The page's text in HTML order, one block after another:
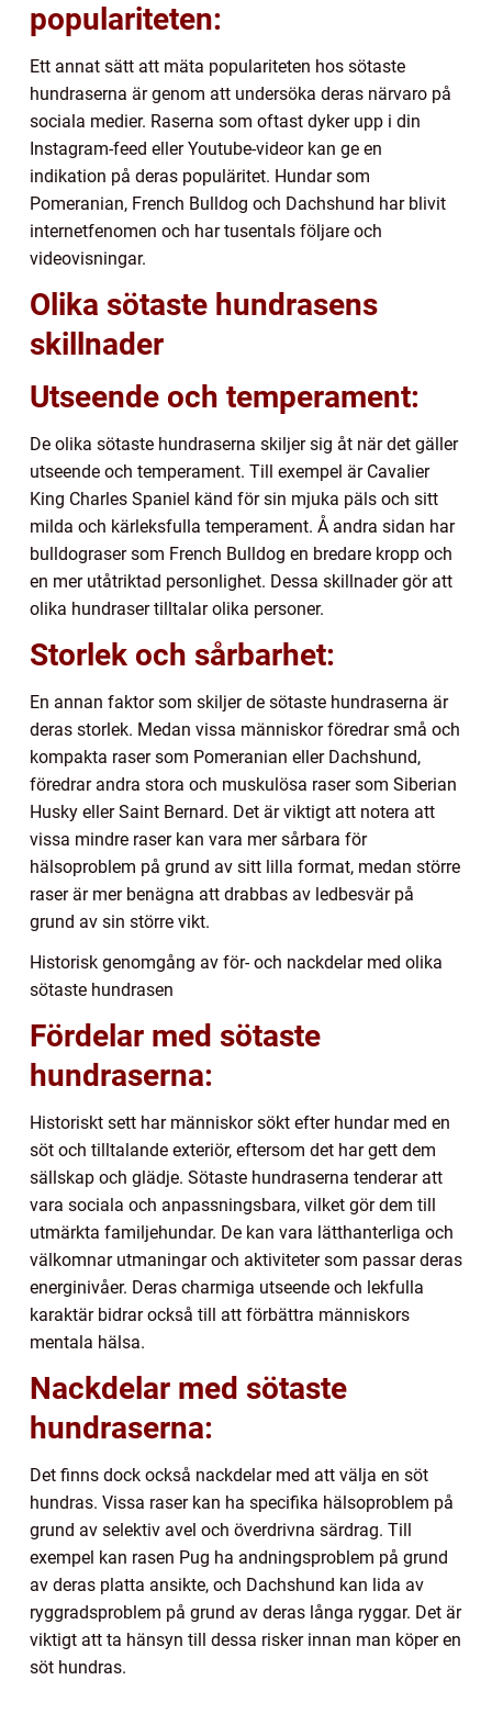
populariteten:
Ett annat sätt att mäta populariteten hos sötaste
hundraserna är genom att undersöka deras närvaro på
sociala medier. Raserna som oftast dyker upp i din
Instagram-feed eller Youtube-videor kan ge en
indikation på deras populäritet. Hundar som
Pomeranian, French Bulldog och Dachshund har blivit
internetfenomen och har tusentals följare och
videovisningar.
Olika sötaste hundrasens
skillnader
Utseende och temperament:
De olika sötaste hundraserna skiljer sig åt när det gäller
utseende och temperament. Till exempel är Cavalier
King Charles Spaniel känd för sin mjuka päls och sitt
milda och kärleksfulla temperament. Å andra sidan har
bulldograser som French Bulldog en bredare kropp och
en mer utåtriktad personlighet. Dessa skillnader gör att
olika hundraser tilltalar olika personer.
Storlek och sårbarhet:
En annan faktor som skiljer de sötaste hundraserna är
deras storlek. Medan vissa människor föredrar små och
kompakta raser som Pomeranian eller Dachshund,
föredrar andra stora och muskulösa raser som Siberian
Husky eller Saint Bernard. Det är viktigt att notera att
vissa mindre raser kan vara mer sårbara för
hälsoproblem på grund av sitt lilla format, medan större
raser är mer benägna att drabbas av ledbesvär på
grund av sin större vikt.
Historisk genomgång av för- och nackdelar med olika
sötaste hundrasen
Fördelar med sötaste
hundraserna:
Historiskt sett har människor sökt efter hundar med en
söt och tilltalande exteriör, eftersom det har gett dem
sällskap och glädje. Sötaste hundraserna tenderar att
vara sociala och anpassningsbara, vilket gör dem till
utmärkta familjehundar. De kan vara lätthanterliga och
välkomnar utmaningar och aktiviteter som passar deras
energinivåer. Deras charmiga utseende och lekfulla
karaktär bidrar också till att förbättra människors
mentala hälsa.
Nackdelar med sötaste
hundraserna:
Det finns dock också nackdelar med att välja en söt
hundras. Vissa raser kan ha specifika hälsoproblem på
grund av selektiv avel och överdrivna särdrag. Till
exempel kan rasen Pug ha andningsproblem på grund
av deras platta ansikte, och Dachshund kan lida av
ryggradsproblem på grund av deras långa ryggar. Det är
viktigt att ta hänsyn till dessa risker innan man köper en
söt hundras.